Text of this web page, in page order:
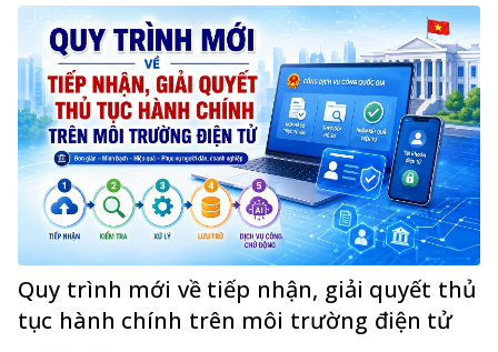
Quy trình mới về tiếp nhận, giải quyết thủ
tục hành chính trên môi trường điện tử